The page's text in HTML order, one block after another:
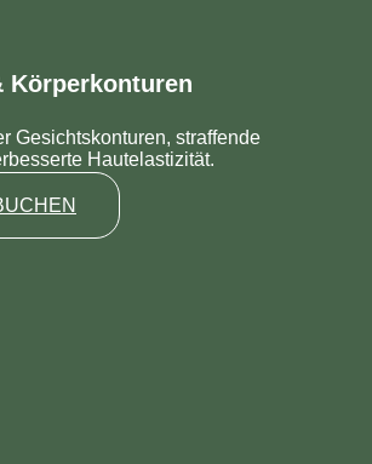
Körperkonturen
Gesichtskonturen, straffende
Hautelastizität.